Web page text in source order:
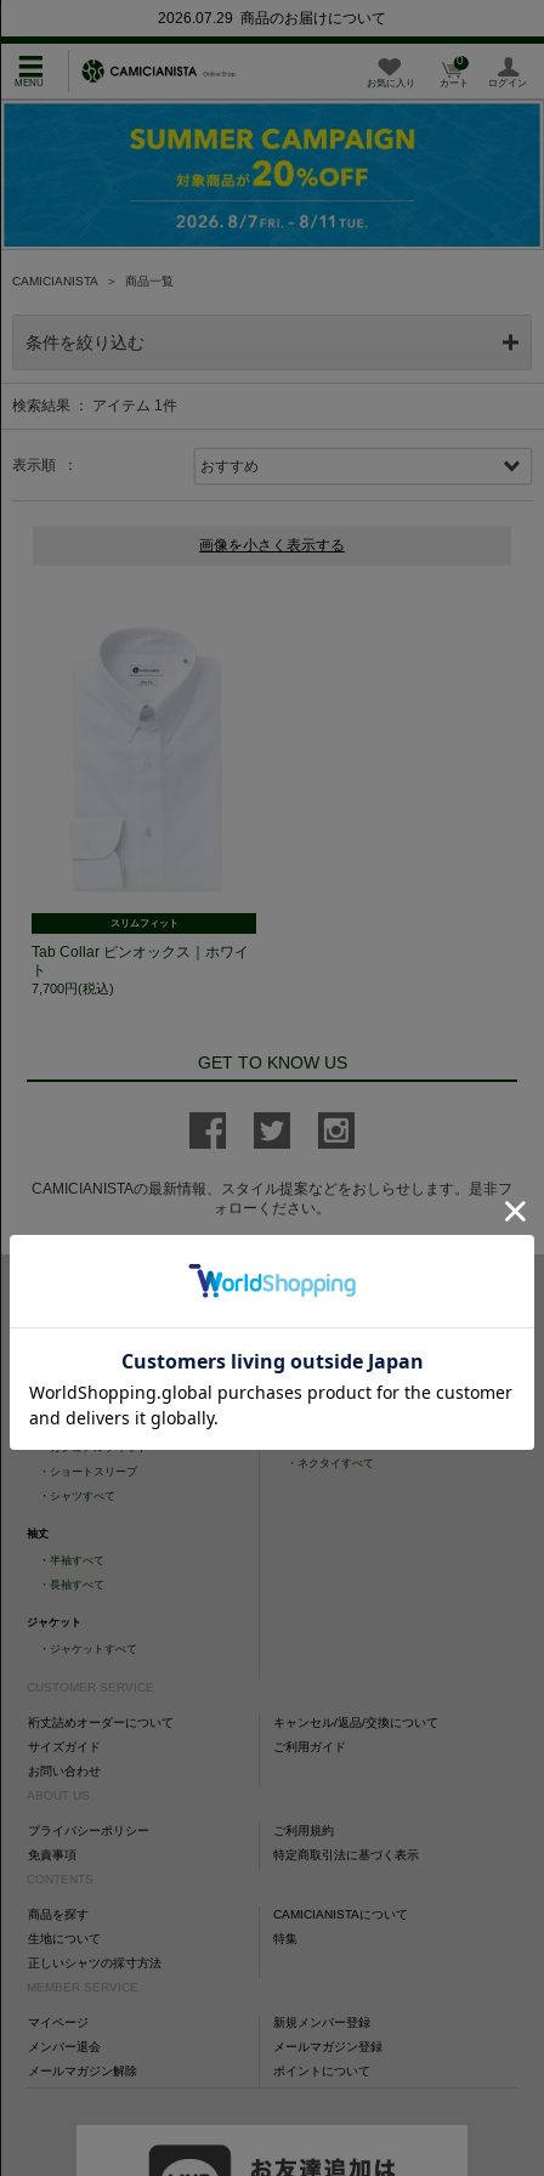
2026.07.29 商品のお届けについて
お気に入り カート
0
ログイン
CAMICIANISTA ＞ 商品一覧
条件を絞り込む
検索結果 ： アイテム 1 件
表示順 ：
スリムフィット
Tab Collar ピンオックス｜ホワイ
ト
7,700円(税込)
GET TO KNOW US
CAMICIANISTAの最新情報、スタイル提案などをおしらせします。是非フ
ォローください。
・タイトフィット
・レギュラーフィット
・ ショートスリーブ
・ シャツすべて
袖丈
・半袖すべて
・長袖すべて
ジャケット
・ ジャケットすべて
タイトフィット
・ニットシャツすべて
・ ネクタイすべて
CUSTOMER SERVICE
裄丈詰めオーダーについて
キャンセル/返品/交換について
サイズガイド
ご利用ガイド
お問い合わせ
ABOUT US
プライバシーポリシー
ご利用規約
免責事項
特定商取引法に基づく表示
CONTENTS
商品を探す
CAMICIANISTAについて
生地について
特集
正しいシャツの採寸方法
MEMBER SERVICE
マイページ
新規メンバー登録
メンバー退会
メールマガジン登録
メールマガジン解除
ポイントについて